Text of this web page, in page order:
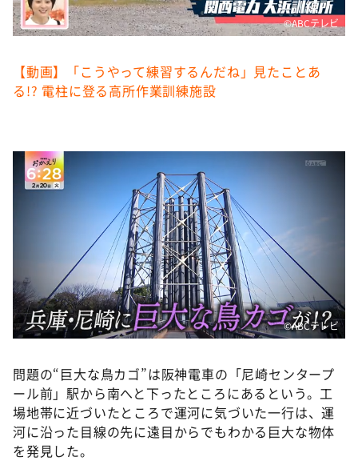
ザキ山小屋本館
アナ回覧板
©️ABCテレビ
【動画】「こうやって練習するんだね」見たことあ
る!? 電柱に登る高所作業訓練施設
©️ABCテレビ
問題の“巨大な鳥カゴ”は阪神電車の「尼崎センタープ
ール前」駅から南へと下ったところにあるという。工
場地帯に近づいたところで運河に気づいた一行は、運
河に沿った目線の先に遠目からでもわかる巨大な物体
を発見した。